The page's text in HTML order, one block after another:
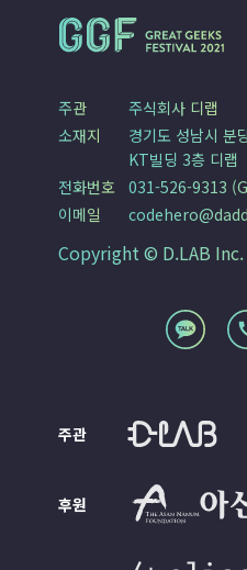
주관
주식회사 디랩
소재지
경기도 성남시 분
KT빌딩 3층 디랩
전화번호
031-526-9313
이메일
Copyright © D.LAB
주관
후원